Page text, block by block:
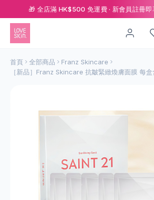
🎁 全店滿 HK$500 免運費 · 新會員註冊
首頁 全部商品
Franz Skincare
［新品］Franz Skincare 抗皺緊緻煥膚面膜 每